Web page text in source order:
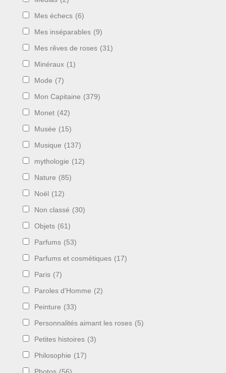
Mes échecs (6)
Mes inséparables (9)
Mes rêves de roses (31)
Minéraux (1)
Mode (7)
Mon Capitaine (379)
Monet (42)
Musée (15)
Musique (137)
mythologie (12)
Nature (85)
Noël (12)
Non classé (30)
Objets (61)
Parfums (53)
Parfums et cosmétiques (17)
Paris (7)
Paroles d'Homme (2)
Peinture (33)
Personnalités aimant les roses (5)
Petites histoires (3)
Philosophie (17)